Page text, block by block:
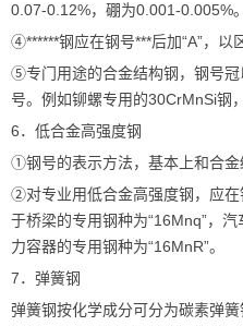
0.07-0.12%，硼为0.001-0.005%。
④******钢应在钢号***后加“A”，以
⑤专门用途的合金结构钢，钢号
号。例如铆螺专用的30CrMnSi钢
6．低合金高强度钢
①钢号的表示方法，基本上和合金
②对专业用低合金高强度钢，应
于桥梁的专用钢种为“16Mnq”，
力容器的专用钢种为“16MnR”。
7．弹簧钢
弹簧钢按化学成分可分为碳素弹